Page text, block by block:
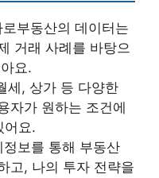
로부동산의 데이터는
거래 사례를 바탕으
요.
세, 상가 등 다양한
자가 원하는 조건에
어요.
정보를 통해 부동산
고, 나의 투자 전략을